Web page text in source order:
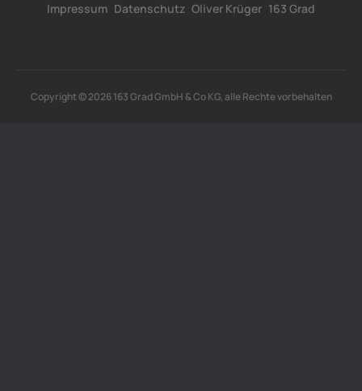
Impressum Datenschutz Oliver Krüger 163 Grad
Copyright © 2026 163 Grad GmbH & Co KG, alle Rechte vorbehalten